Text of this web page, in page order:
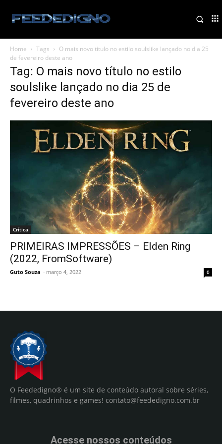
Home Tags
O mais novo título no estilo soulslike lançado no dia 25
de fevereiro deste ano
Tag: O mais novo título no estilo
soulslike lançado no dia 25 de
fevereiro deste ano
Crítica
PRIMEIRAS IMPRESSÕES – Elden Ring
(2022, FromSoftware)
Guto Souza - março 4, 2022 0
O Feededigno® é um site de conteúdo autoral sobre séries,
filmes, quadrinhos e games! contato@feededigno.com.br
Acesse nossos conteúdos